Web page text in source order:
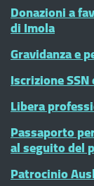
Donazioni a
di Imola
Gravidanza e
Iscrizione SSN
Libera
Passaporto
al seguito del
Patrocinio